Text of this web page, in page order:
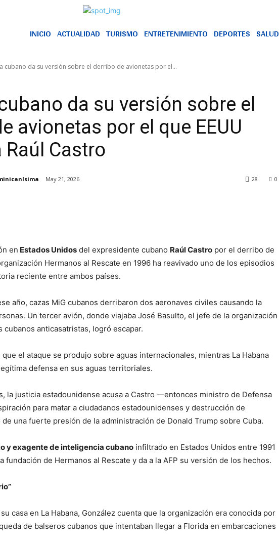
INICIO ACTUALIDAD TURISMO ENTRETENIMIENTO DEPORTES SALUD
cubano da su versión sobre el derribo de avionetas por el...
da su versión sobre el
avionetas por el que EEUU
Castro
May 21, 2026 0
28
en Estados Unidos del expresidente cubano Raúl Castro por el derribo de
Hermanos al Rescate en 1996 ha reavivado uno de los episodios
reciente entre ambos países.
año, cazas MiG cubanos derribaron dos aeronaves civiles causando la
Un tercer avión, donde viajaba José Basulto, el jefe de la organización
cubanos anticasatristas, logró escapar.
el ataque se produjo sobre aguas internacionales, mientras La Habana
defensa en sus aguas territoriales.
la justicia estadounidense acusa a Castro —entonces ministro de Defensa
para matar a ciudadanos estadounidenses y destrucción de
una fuerte presión de la administración de Donald Trump sobre Cuba.
y exagente de inteligencia cubano infiltrado en Estados Unidos entre 1991
fundación de Hermanos al Rescate y da a la AFP su versión de los hechos.
casa en La Habana, González cuenta que la organización era conocida por
de balseros cubanos que intentaban llegar a Florida en embarcaciones